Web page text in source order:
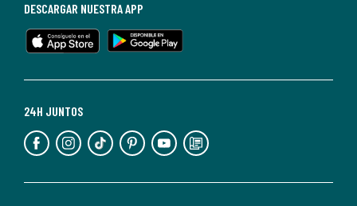
en
cualquier
Para
información,
puedes
nuestra
24H JUNTOS
DESCARGAR NUESTRA APP